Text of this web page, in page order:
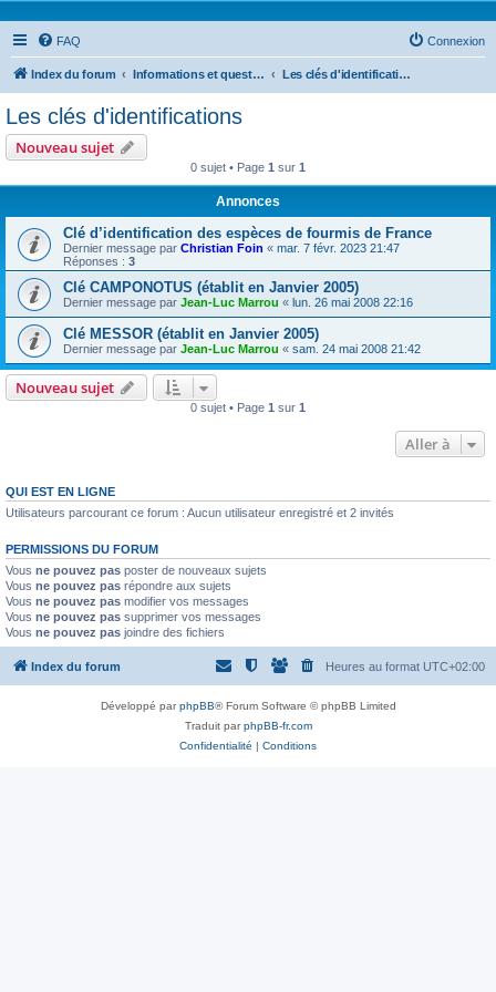
FAQ Connexion
Index du forum Informations et questions taxonomiques Les clés d'identifications
Les clés d'identifications
Nouveau sujet
0 sujet • Page 1 sur 1
Annonces
Clé d’identification des espèces de fourmis de France
Dernier message par Christian Foin « mar. 7 févr. 2023 21:47
Réponses : 3
Clé CAMPONOTUS (établit en Janvier 2005)
Dernier message par Jean-Luc Marrou « lun. 26 mai 2008 22:16
Clé MESSOR (établit en Janvier 2005)
Dernier message par Jean-Luc Marrou « sam. 24 mai 2008 21:42
Nouveau sujet
0 sujet • Page 1 sur 1
Aller à
QUI EST EN LIGNE
Utilisateurs parcourant ce forum : Aucun utilisateur enregistré et 2 invités
PERMISSIONS DU FORUM
Vous ne pouvez pas poster de nouveaux sujets
Vous ne pouvez pas répondre aux sujets
Vous ne pouvez pas modifier vos messages
Vous ne pouvez pas supprimer vos messages
Vous ne pouvez pas joindre des fichiers
Index du forum Heures au format UTC+02:00
Développé parphpBB® Forum Software © phpBB Limited
Traduit parphpBB-fr.com
Confidentialité | Conditions